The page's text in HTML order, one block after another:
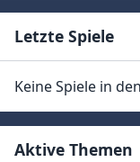
Letzte Spiele
Keine Spiele in
Aktive Themen